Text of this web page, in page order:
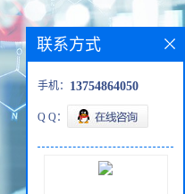
联系方式
手机： 13754864050
Q Q：